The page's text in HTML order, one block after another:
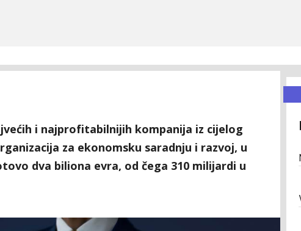
i najprofitabilnijih kompanija iz cijelog
za ekonomsku saradnju i razvoj, u
dva biliona evra, od čega 310 milijardi u